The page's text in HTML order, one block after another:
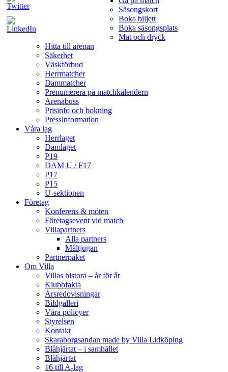
Säsongskort
Boka biljett
Boka säsongsplats
Mat och dryck
Hitta till arenan
Säkerhet
Väskförbud
Herrmatcher
Dammatcher
Prenumerera på matchkalendern
Arenabuss
Prisinfo och bokning
Pressinformation
Våra lag
Herrlaget
Damlaget
P19
DAM U / F17
P17
P15
U-sektionen
Företag
Konferens & möten
Företagsevent vid match
Villapartners
Alla partners
Måltjugan
Partnerpaket
Om Villa
Villas histora – år för år
Klubbfakta
Årsredovisningar
Bildgalleri
Våra policyer
Styrelsen
Kontakt
Skaraborgsandan made by Villa Lidköping
Blåhjärtat – i samhället
Blåhjärtat
16 till A-lag